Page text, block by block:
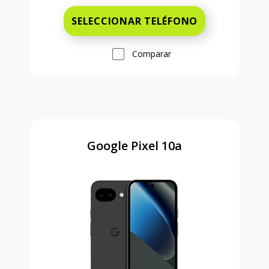
SELECCIONAR TELÉFONO
Comparar
Google Pixel 10a